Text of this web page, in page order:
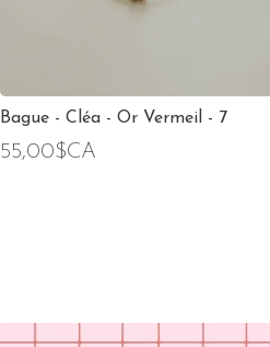
Bague - Cléa - Or Vermeil - 7
55,00$CA